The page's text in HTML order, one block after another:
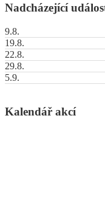
Nadcházející
9.8.
19.8.
22.8.
29.8.
5.9.
Kalendář akcí